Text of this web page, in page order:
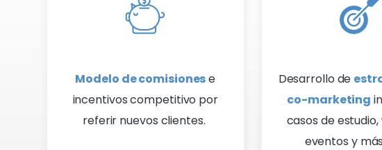
Modelo de comisionese
incentivos competitivo por
referir nuevos clientes.
Desarrollo de
co-marketing
casos de
eventos y